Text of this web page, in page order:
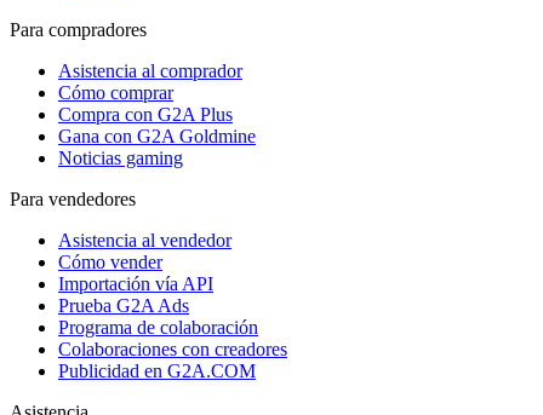
Para compradores
Asistencia al comprador
Cómo comprar
Compra con G2A Plus
Gana con G2A Goldmine
Noticias gaming
Para vendedores
Asistencia al vendedor
Cómo vender
Importación vía API
Prueba G2A Ads
Programa de colaboración
Colaboraciones con creadores
Publicidad en G2A.COM